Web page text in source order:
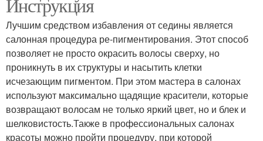
Лучшим средством избавления от седины является
салонная процедура ре-пигментирования. Этот способ
позволяет не просто окрасить волосы сверху, но
проникнуть в их структуры и насытить клетки
исчезающим пигментом. При этом мастера в салонах
используют максимально щадящие красители, которые
возвращают волосам не только яркий цвет, но и блек и
шелковистость.Также в профессиональных салонах
красоты можно пройти процедуру, при которой